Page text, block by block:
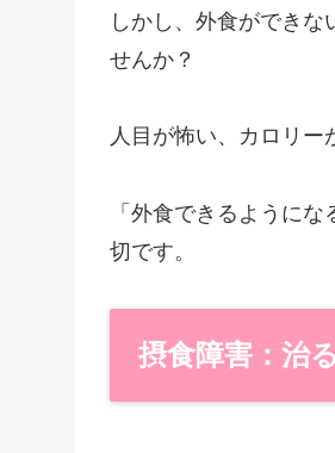
しかし、外食ができ
せんか？
人目が怖い、カロリー
「外食できるように
切です。
摂食障害：治